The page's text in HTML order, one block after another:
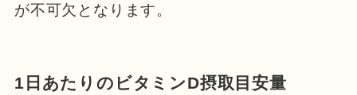
が不可欠となります。
1日あたりのビタミンD摂取目安量